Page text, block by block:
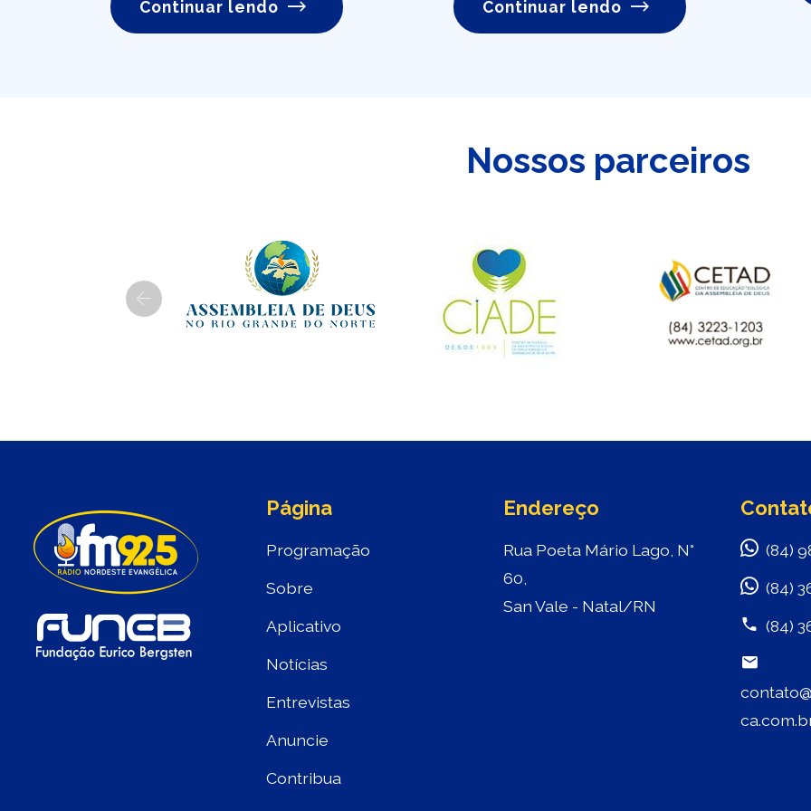
Continuar lendo Continuar lendo
Nossos parceiros
Previous
Página
Programação
Sobre
Aplicativo
Notícias
Entrevistas
Anuncie
Contribua
Endereço
Rua Poeta Mário Lago, N°
60,
San Vale - Natal/RN
(84)
(84)
(84)